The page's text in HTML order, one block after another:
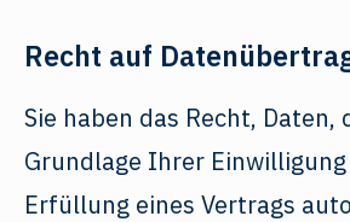
Recht auf
Sie haben das Recht, Daten,
Grundlage Ihrer
Erfüllung eines Vertrags